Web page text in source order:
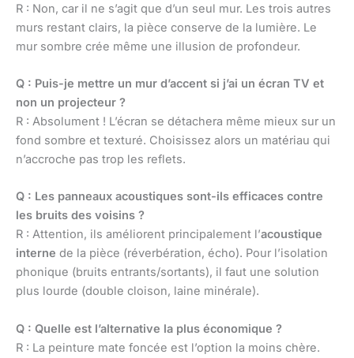
R : Non, car il ne s’agit que d’un seul mur. Les trois autres
murs restant clairs, la pièce conserve de la lumière. Le
mur sombre crée même une illusion de profondeur.
Q : Puis-je mettre un mur d’accent si j’ai un écran TV et
non un projecteur ?
R : Absolument ! L’écran se détachera même mieux sur un
fond sombre et texturé. Choisissez alors un matériau qui
n’accroche pas trop les reflets.
Q : Les panneaux acoustiques sont-ils efficaces contre
les bruits des voisins ?
R : Attention, ils améliorent principalement l’acoustique
interne de la pièce (réverbération, écho). Pour l’isolation
phonique (bruits entrants/sortants), il faut une solution
plus lourde (double cloison, laine minérale).
Q : Quelle est l’alternative la plus économique ?
R : La peinture mate foncée est l’option la moins chère.